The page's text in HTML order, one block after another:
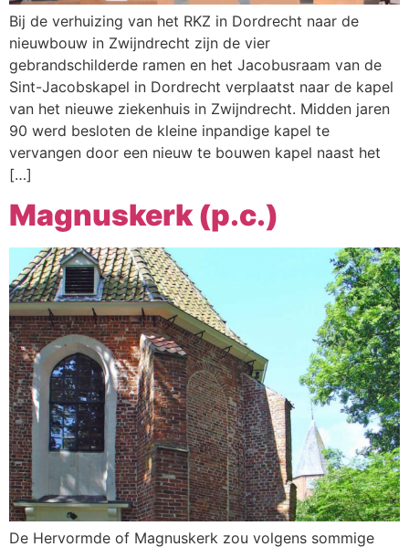
Bij de verhuizing van het RKZ in Dordrecht naar de
nieuwbouw in Zwijndrecht zijn de vier
gebrandschilderde ramen en het Jacobusraam van de
Sint-Jacobskapel in Dordrecht verplaatst naar de kapel
van het nieuwe ziekenhuis in Zwijndrecht. Midden jaren
90 werd besloten de kleine inpandige kapel te
vervangen door een nieuw te bouwen kapel naast het
[…]
Magnuskerk (p.c.)
De Hervormde of Magnuskerk zou volgens sommige